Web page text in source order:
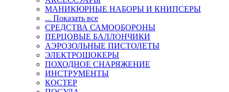
МАНИКЮРНЫЕ НАБОРЫ И КНИПСЕРЫ
... Показать все
СРЕДСТВА САМООБОРОНЫ
ПЕРЦОВЫЕ БАЛЛОНЧИКИ
АЭРОЗОЛЬНЫЕ ПИСТОЛЕТЫ
ЭЛЕКТРОШОКЕРЫ
ПОХОДНОЕ СНАРЯЖЕНИЕ
ИНСТРУМЕНТЫ
КОСТЕР